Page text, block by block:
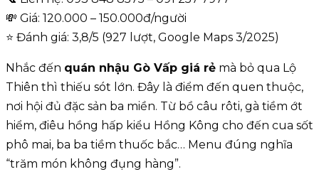
💸 Giá: 120.000 – 150.000đ/người
⭐ Đánh giá: 3,8/5 (927 lượt, Google Maps 3/2025)
Nhắc đến quán nhậu Gò Vấp giá rẻ mà bỏ qua Lộ
Thiên thì thiếu sót lớn. Đây là điểm đến quen thuộc,
nơi hội đủ đặc sản ba miền. Từ bồ câu rôti, gà tiềm ớt
hiểm, điêu hồng hấp kiểu Hồng Kông cho đến cua sốt
phô mai, ba ba tiềm thuốc bắc… Menu đúng nghĩa
“trăm món không đụng hàng”.